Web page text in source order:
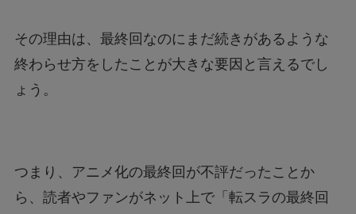
その理由は、最終回なのにまだ続きがあるような
終わらせ方をしたことが大きな要因と言えるでし
ょう。
つまり、アニメ化の最終回が不評だったことか
ら、読者やファンがネット上で「転スラの最終回